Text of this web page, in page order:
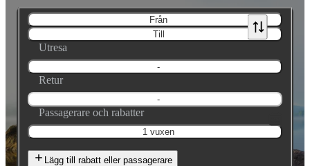
Från
Till
Utresa
-
Retur
-
Passagerare och rabatter
1 vuxen
Lägg till rabatt eller passagerare